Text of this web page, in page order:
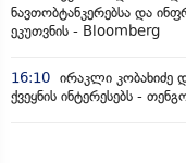
ნავთობტანკერებსა და
ეკუთვნის - Bloomberg
16:10 ირაკლი კობახიძე
ქვეყნის ინტერესებს -